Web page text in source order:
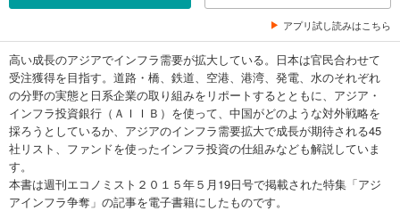
アプリ試し読みはこちら
高い成長のアジアでインフラ需要が拡大している。日本は官民合わせて
受注獲得を目指す。道路・橋、鉄道、空港、港湾、発電、水のそれぞれ
の分野の実態と日系企業の取り組みをリポートするとともに、アジア・
インフラ投資銀行（ＡＩＩＢ）を使って、中国がどのような対外戦略を
採ろうとしているか、アジアのインフラ需要拡大で成長が期待される45
社リスト、ファンドを使ったインフラ投資の仕組みなども解説していま
す。
本書は週刊エコノミスト２０１５年５月19日号で掲載された特集「アジ
アインフラ争奪」の記事を電子書籍にしたものです。